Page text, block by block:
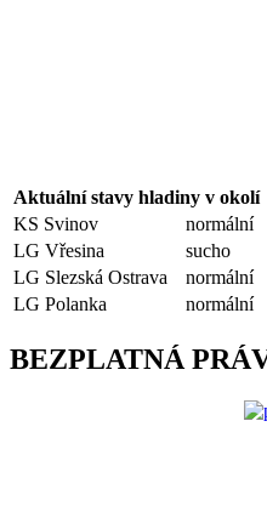
Aktuální stavy hladiny v okolí
KS Svinov
normální
LG Vřesina
sucho
LG Slezská Ostrava
normální
LG Polanka
normální
BEZPLATNÁ